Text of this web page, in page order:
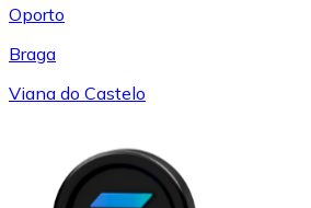
Oporto
Braga
Viana do Castelo